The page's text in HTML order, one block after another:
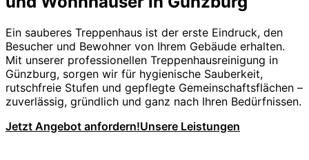
Ein sauberes Treppenhaus ist der erste Eindruck, den
Besucher und Bewohner von Ihrem Gebäude erhalten.
Mit unserer professionellen Treppenhausreinigung in
Günzburg, sorgen wir für hygienische Sauberkeit,
rutschfreie Stufen und gepflegte Gemeinschaftsflächen –
zuverlässig, gründlich und ganz nach Ihren Bedürfnissen.
Jetzt Angebot anfordern!Unsere Leistungen